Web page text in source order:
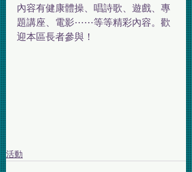
內容有健康體操、唱詩歌、遊戲、專
題講座、電影⋯⋯等等精彩內容。歡
迎本區長者參與！
活動